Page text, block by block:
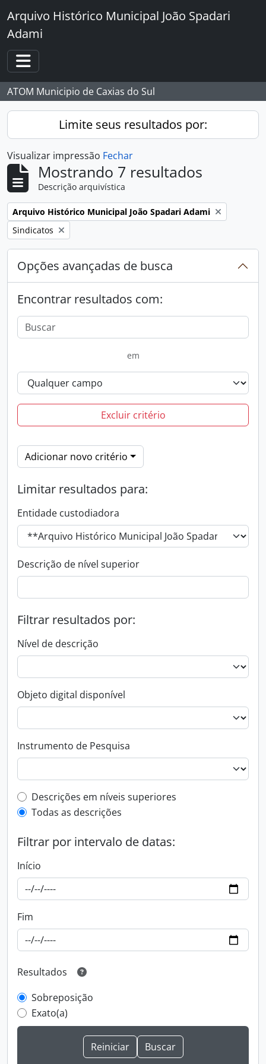
Skip to main content
Arquivo Histórico Municipal João Spadari
Adami
Toggle navigation
ATOM Municipio de Caxias do Sul
Limite seus resultados por:
Visualizar impressão Fechar
Mostrando 7 resultados
Descrição arquivística
Remover filtro:
Arquivo Histórico Municipal João Spadari Adami
Remover filtro:
Sindicatos
Opções avançadas de busca
Encontrar resultados com:
em
Excluir critério
Adicionar novo critério
Limitar resultados para:
Entidade custodiadora
Descrição de nível superior
Filtrar resultados por:
Nível de descrição
Objeto digital disponível
Instrumento de Pesquisa
Filtro de descrição de nível superior
Descrições em níveis superiores
Todas as descrições
Filtrar por intervalo de datas:
Início
Fim
Resultados
Sobreposição
Exato(a)